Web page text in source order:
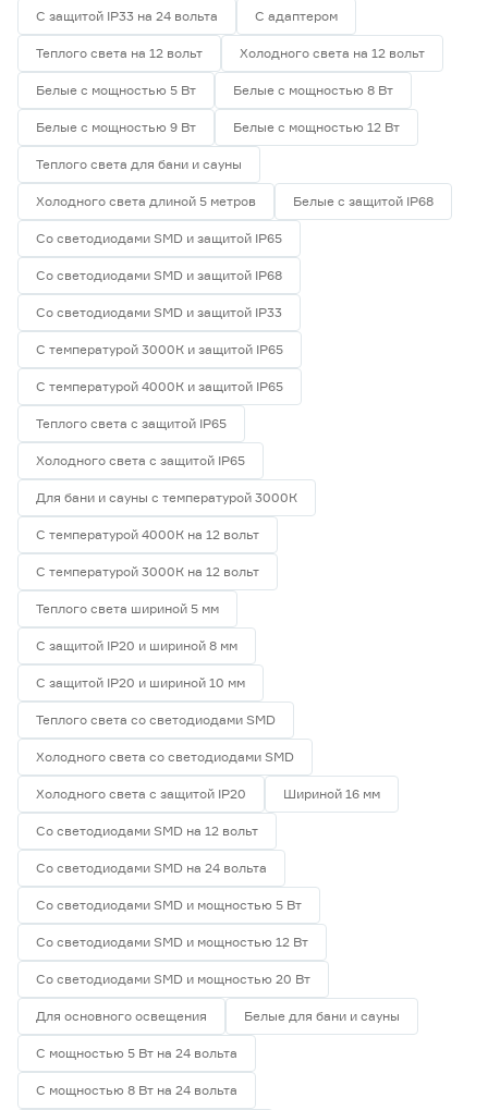
Гарантия
1 год
2 года
3 года
С защитой IP33 на 24 вольта С адаптером
Теплого света на 12 вольт Холодного света на 12 вольт
Белые с мощностью 5 Вт Белые с мощностью 8 Вт
Белые с мощностью 9 Вт Белые с мощностью 12 Вт
Теплого света для бани и сауны
Холодного света длиной 5 метров Белые с защитой IP68
Со светодиодами SMD и защитой IP65
Со светодиодами SMD и защитой IP68
Со светодиодами SMD и защитой IP33
С температурой 3000К и защитой IP65
С температурой 4000К и защитой IP65
Теплого света с защитой IP65
Холодного света с защитой IP65
Для бани и сауны с температурой 3000К
С температурой 4000К на 12 вольт
С температурой 3000К на 12 вольт
Теплого света шириной 5 мм
С защитой IP20 и шириной 8 мм
С защитой IP20 и шириной 10 мм
Теплого света со светодиодами SMD
Холодного света со светодиодами SMD
Холодного света с защитой IP20 Шириной 16 мм
Со светодиодами SMD на 12 вольт
Со светодиодами SMD на 24 вольта
Со светодиодами SMD и мощностью 5 Вт
Со светодиодами SMD и мощностью 12 Вт
Со светодиодами SMD и мощностью 20 Вт
Для основного освещения Белые для бани и сауны
С мощностью 5 Вт на 24 вольта
С мощностью 8 Вт на 24 вольта